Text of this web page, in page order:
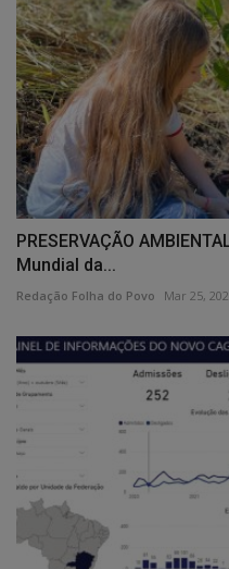
PRESERVAÇÃO
Mundial da...
Redação Folha do Povo Mar 25,